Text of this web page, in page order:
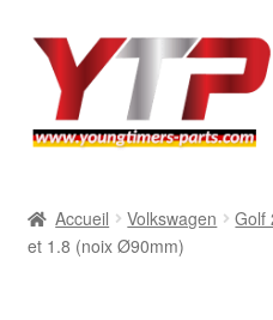
Aller
navigation
Aller
contenu
BMW
Accueil Volkswagen Golf
et 1.8 (noix Ø90mm)